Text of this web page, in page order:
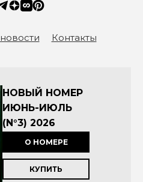
Контакты
НОВЫЙ НОМЕР
ИЮНЬ-ИЮЛЬ
(N°3) 2026
О НОМЕРЕ
КУПИТЬ